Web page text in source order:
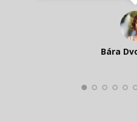
Bára
Kateřina
Katka